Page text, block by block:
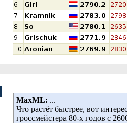
MaxML: ...
Что растёт быстрее, вот
гроссмейстера 80-х годов с